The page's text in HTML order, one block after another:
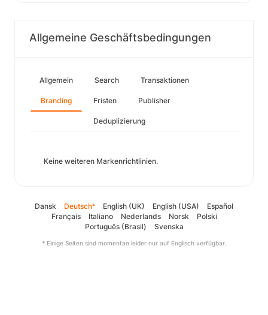
Allgemeine Geschäftsbedingungen
Allgemein Search Transaktionen
Branding Fristen Publisher
Deduplizierung
Keine weiteren Markenrichtlinien.
Dansk Deutsch* English (UK) English (USA)
Español
Français
Italiano Nederlands Norsk
Polski
Português (Brasil)
Svenska
* Einige Seiten sind momentan leider nur auf Englisch verfügbar.